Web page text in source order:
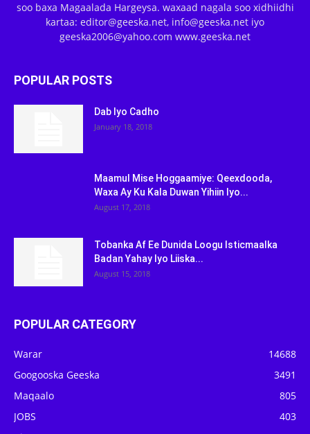
soo baxa Magaalada Hargeysa. waxaad nagala soo xidhiidhi
kartaa: editor@geeska.net, info@geeska.net iyo
geeska2006@yahoo.com www.geeska.net
POPULAR POSTS
Dab Iyo Cadho
January 18, 2018
Maamul Mise Hoggaamiye: Qeexdooda,
Waxa Ay Ku Kala Duwan Yihiin Iyo...
August 17, 2018
Tobanka Af Ee Dunida Loogu Isticmaalka
Badan Yahay Iyo Liiska...
August 15, 2018
POPULAR CATEGORY
Warar
14688
Googooska Geeska
3491
Maqaalo
805
JOBS
403